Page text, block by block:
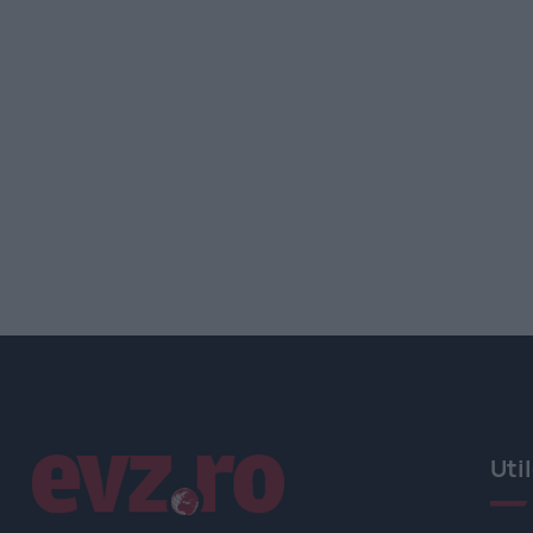
Linkuri utile